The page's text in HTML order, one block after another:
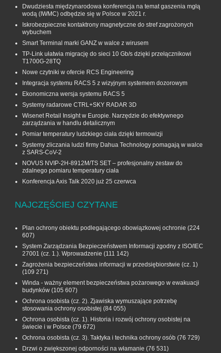
Dwudziesta międzynarodowa konferencja na temat gaszenia mgłą
wodą (IWMC) odbędzie się w Polsce w 2021 r.
Iskrobezpieczne kontaktrony magnetyczne do stref zagrożonych
wybuchem
Smart Terminal marki GANZ w walce z wirusem
TP-Link ułatwia migrację do sieci 10 Gb/s dzięki przełącznikowi
T1700G‑28TQ
Nowe czytniki w ofercie RCS Engineering
Integracja systemu RACS 5 z wizyjnym systemem dozorowym
Ekonomiczna wersja systemu RACS 5
Systemy radarowe CTRL+SKY RADAR 3D
Wisenet Retail Insight w Europie. Narzędzie do efektywnego
zarządzania w handlu detalicznym
Pomiar temperatury ludzkiego ciała dzięki termowizji
Systemy zliczania ludzi firmy Dahua Technology pomagają w walce
z SARS-CoV-2
NOVUS NVIP-2H-8912M/TS SET – profesjonalny zestaw do
zdalnego pomiaru temperatury ciała
Konferencja Axis Talk 2020 już 25 czerwca
NAJCZĘŚCIEJ CZYTANE
Plan ochrony obiektu podlegającego obowiązkowej ochronie (224
607)
System Zarządzania Bezpieczeństwem Informacji zgodny z ISO/IEC
27001 (cz. 1.). Wprowadzenie (111 142)
Zagrożenia bezpieczeństwa informacji w przedsiębiorstwie (cz. 1)
(109 271)
Winda - ważny element bezpieczeństwa pożarowego w ewakuacji
budynków (105 607)
Ochrona osobista (cz. 2). Zjawiska wymuszające potrzebę
stosowania ochrony osobistej (84 055)
Ochrona osobista (cz. 1). Historia i rozwój ochrony osobistej na
świecie i w Polsce (79 672)
Ochrona osobista (cz. 3). Taktyka i technika ochrony osób (76 729)
Drzwi o zwiększonej odporności na włamanie (76 531)